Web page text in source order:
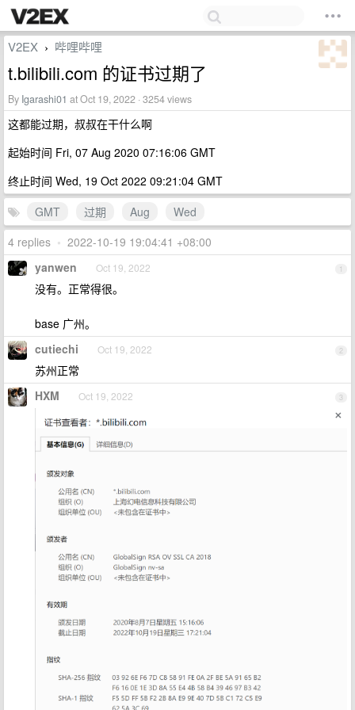
V2EX › 哔哩哔哩
t.bilibili.com 的证书过期了
By Igarashi01 at Oct 19, 2022 · 3254 views
这都能过期，叔叔在干什么啊
起始时间 Fri, 07 Aug 2020 07:16:06 GMT
终止时间 Wed, 19 Oct 2022 09:21:04 GMT
GMT
过期 Aug
Wed
4 replies • 2022-10-19 19:04:41 +08:00
1
yanwen Oct 19, 2022
没有。正常得很。
base 广州。
2
cutiechi Oct 19, 2022
苏州正常
3
HXM Oct 19, 2022